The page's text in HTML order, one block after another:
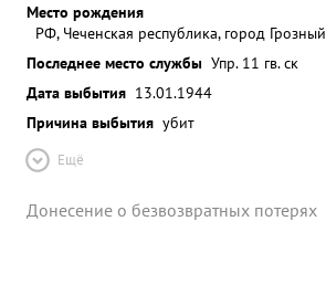
Место рождения
РФ, Чеченская республика, город Грозный
Последнее место службы Упр. 11 гв. ск
Дата выбытия 13.01.1944
Причина выбытия убит
Ещё
Донесение о безвозвратных потерях